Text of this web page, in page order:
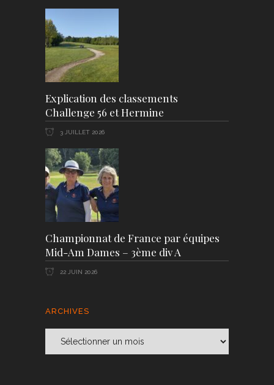
Explication des classements
Challenge 56 et Hermine
3 JUILLET 2026
Championnat de France par équipes
Mid-Am Dames – 3ème div A
22 JUIN 2026
ARCHIVES
Archives